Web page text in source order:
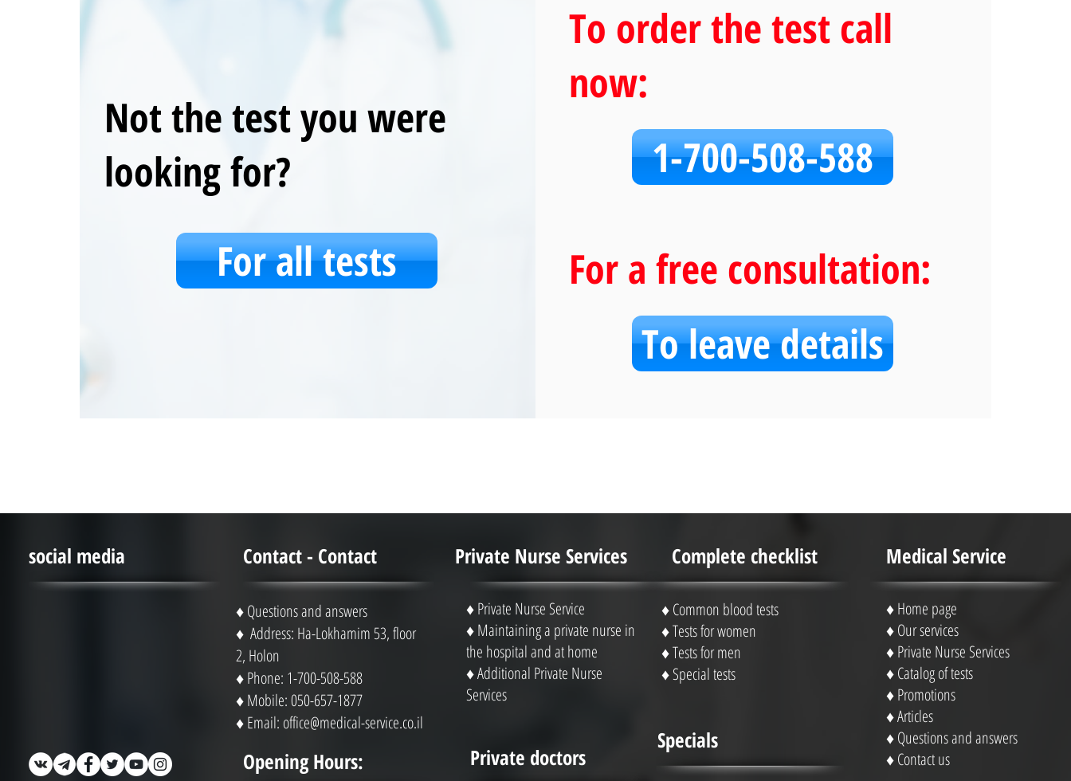
Not the test you were
looking for?
For all tests
To order the test call
now:
1-700-508-588
For a free consultation:
To leave details
Private doctors
social media Contact - Contact
♦ Questions and answers
♦ Address: Ha-Lokhamim 53, floor
2, Holon
♦ Phone: 1-700-508-588
♦ Mobile: 050-657-1877
♦ Email: office@medical-service.co.il
Opening Hours:
Private Nurse Services
♦ Private Nurse Service
♦ Maintaining a private nurse in
the hospital and at home
♦ Additional Private Nurse
Services
Complete checklist
♦ Common blood tests
♦ Tests for women
♦ Tests for men
♦ Special tests
Specials
Medical Service
♦Home page
♦Our services
♦Private Nurse Services
♦ Catalog of tests
♦Promotions
♦Articles
♦Questions and answers
♦Contact us